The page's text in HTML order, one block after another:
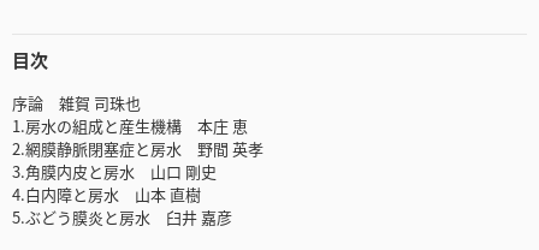
目次
序論 雑賀 司珠也
1.房水の組成と産生機構 本庄 恵
2.網膜静脈閉塞症と房水 野間 英孝
3.角膜内皮と房水 山口 剛史
4.白内障と房水 山本 直樹
5.ぶどう膜炎と房水 臼井 嘉彦